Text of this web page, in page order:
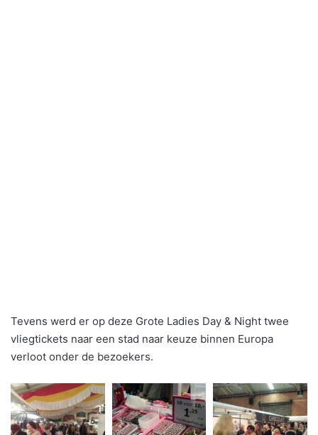
Tevens werd er op deze Grote Ladies Day & Night twee
vliegtickets naar een stad naar keuze binnen Europa
verloot onder de bezoekers.